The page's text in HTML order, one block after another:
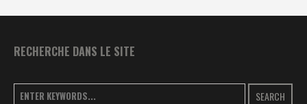
RECHERCHE DANS LE SITE
SEARCH